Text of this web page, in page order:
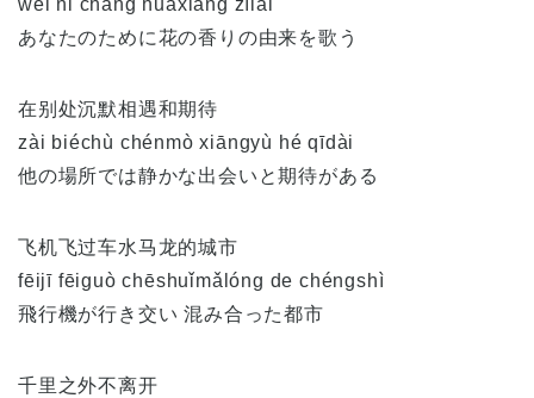
wèi nǐ chàng huāxiāng zìlái
あなたのために花の香りの由来を歌う
在别处沉默相遇和期待
zài biéchù chénmò xiāngyù hé qīdài
他の場所では静かな出会いと期待がある
飞机飞过车水马龙的城市
fēijī fēiguò chēshuǐmǎlóng de chéngshì
飛行機が行き交い 混み合った都市
千里之外不离开